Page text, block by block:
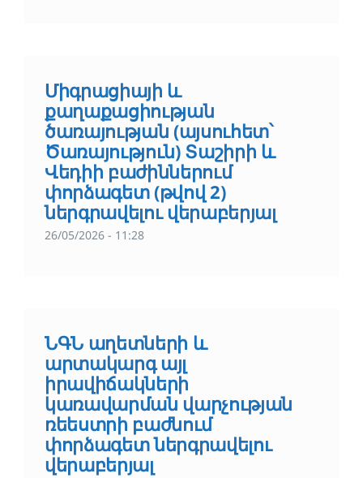
Միգրացիայի և
քաղաքացիության
ծառայության (այսուհետ՝
Ծառայություն) Տաշիրի և
Վեդիի բաժիններում
փորձագետ (թվով 2)
ներգրավելու վերաբերյալ
26/05/2026 - 11:28
ՆԳՆ աղետների և
արտակարգ այլ
իրավիճակների
կառավարման վարչության
ռեեստրի բաժնում
փորձագետ ներգրավելու
վերաբերյալ